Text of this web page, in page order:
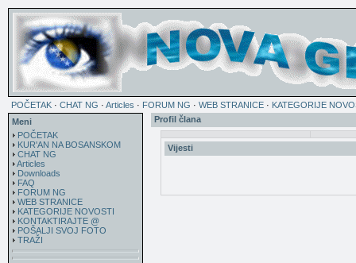
POČETAK · CHAT NG · Articles · FORUM NG · WEB STRANICE · KATEGORIJE
Meni
POČETAK
KUR'AN NA BOSANSKOM
CHAT NG
Articles
Downloads
FAQ
FORUM NG
WEB STRANICE
KATEGORIJE NOVOSTI
KONTAKTIRAJTE @
POŠALJI SVOJ FOTO
TRAŽI
Profil člana
Vijesti